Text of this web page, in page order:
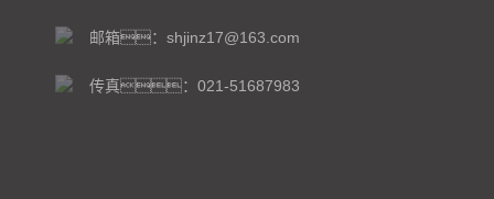
邮箱：shjinz17@163.com
传真：021-51687983